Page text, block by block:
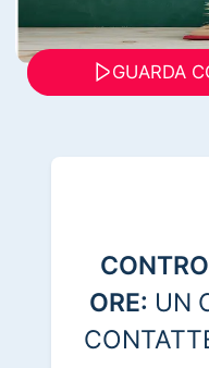
GUARDA
ORE: UN